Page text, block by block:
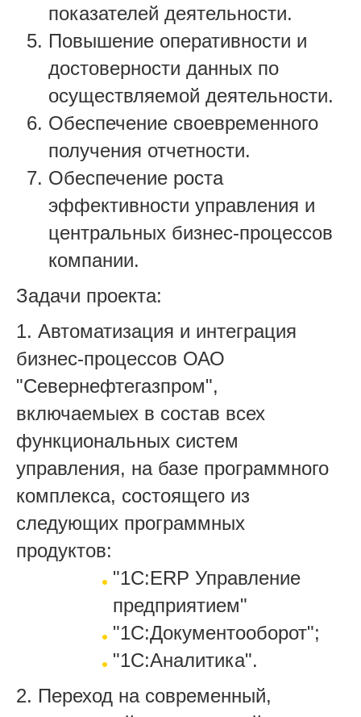
показателей деятельности.
Повышение оперативности и
достоверности данных по
осуществляемой деятельности.
Обеспечение своевременного
получения отчетности.
Обеспечение роста
эффективности управления и
центральных бизнес-процессов
компании.
Задачи проекта:
1. Автоматизация и интеграция
бизнес-процессов ОАО
"Севернефтегазпром",
включаемыех в состав всех
функциональных систем
управления, на базе программного
комплекса, состоящего из
следующих программных
продуктов:
"1С:ERP Управление
предприятием"
"1С:Документооборот";
"1С:Аналитика".
2. Переход на современный,